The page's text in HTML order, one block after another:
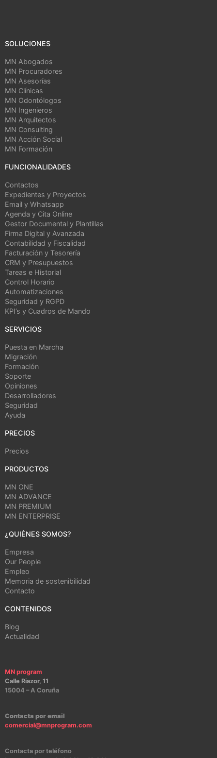
SOLUCIONES
MN Abogados
MN Procuradores
MN Asesorías
MN Clínicas
MN Odontólogos
MN Ingenieros
MN Arquitectos
MN Consulting
MN Acción Social
MN Formación
FUNCIONALIDADES
Contactos
Expedientes y Proyectos
Email y Whatsapp
Agenda y Cita Online
Gestor Documental y Plantillas
Firma Digital y Avanzada
Contabilidad y Fiscalidad
Facturación y Tesorería
CRM y Presupuestos
Tareas e Historial
Control Horario
Automatizaciones
Seguridad y RGPD
KPI’s y Cuadros de Mando
SERVICIOS
Puesta en Marcha
Migración
Formación
Soporte
Opiniones
Desarrolladores
Seguridad
Ayuda
PRECIOS
Precios
PRODUCTOS
MN ONE
MN ADVANCE
MN PREMIUM
MN ENTERPRISE
¿QUIÉNES SOMOS?
Empresa
Our People
Empleo
Memoria de sostenibilidad
Contacto
CONTENIDOS
Blog
Actualidad
MN program
Calle Riazor, 11
15004 – A Coruña
Contacta por email
comercial@mnprogram.com
Contacta por teléfono